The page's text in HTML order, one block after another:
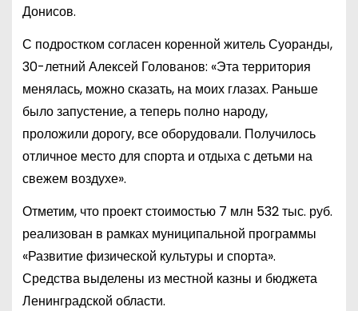
Донисов.
С подростком согласен коренной житель Суоранды,
30-летний Алексей Голованов: «Эта территория
менялась, можно сказать, на моих глазах. Раньше
было запустение, а теперь полно народу,
проложили дорогу, все оборудовали. Получилось
отличное место для спорта и отдыха с детьми на
свежем воздухе».
Отметим, что проект стоимостью 7 млн 532 тыс. руб.
реализован в рамках муниципальной программы
«Развитие физической культуры и спорта».
Средства выделены из местной казны и бюджета
Ленинградской области.